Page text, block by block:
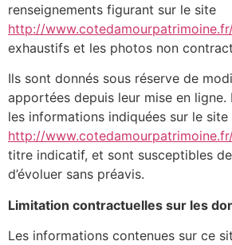
renseignements figurant sur le site
http://
exhaustifs et les photos non
Ils sont donnés sous réserve de
apportées depuis leur mise en ligne.
les informations indiquées sur le site
http://
titre indicatif, et sont susceptibles
d’évoluer sans préavis.
Limitation contractuelles sur les
Les informations contenues sur ce